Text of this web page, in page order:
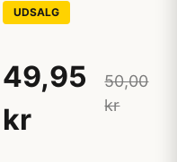
UDSALG
49,95
kr
50,00
kr